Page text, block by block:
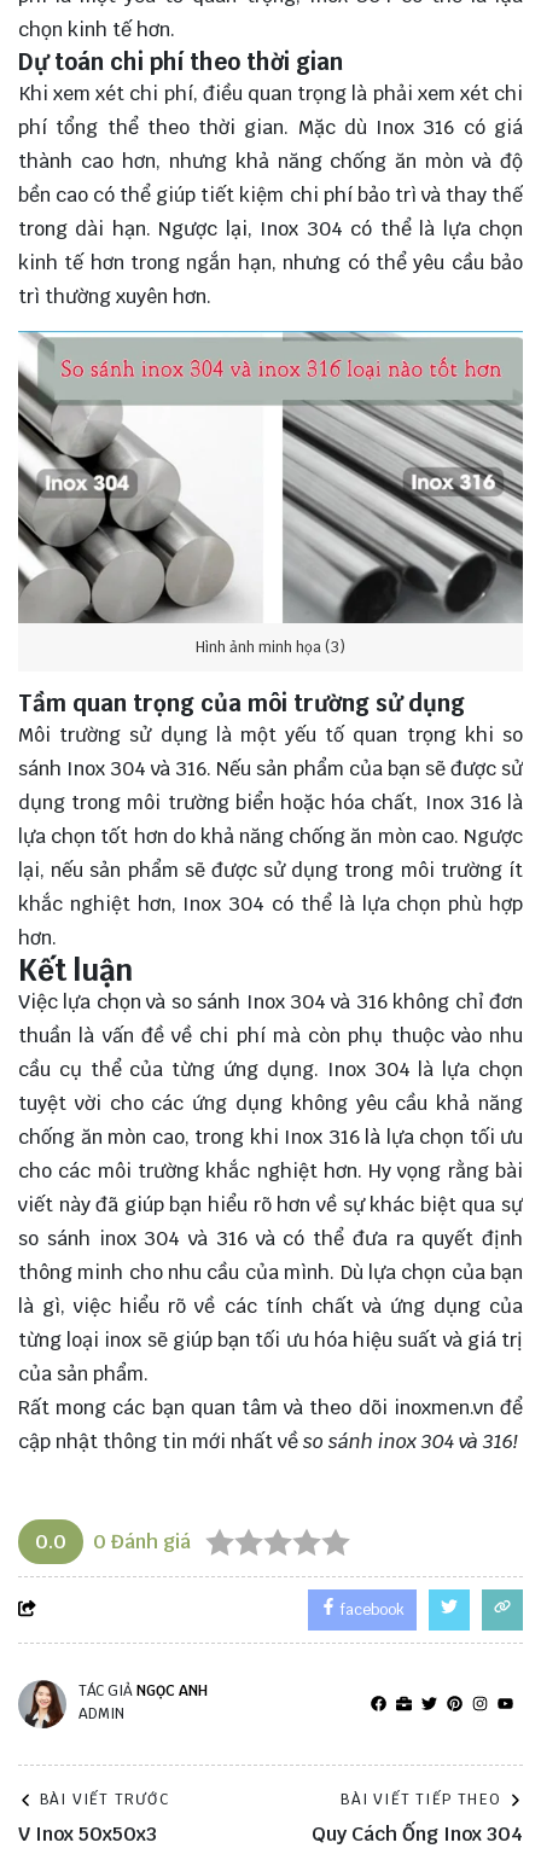
chọn kinh tế hơn.
Dự toán chi phí theo thời gian
Khi xem xét chi phí, điều quan trọng là phải xem xét chi
phí tổng thể theo thời gian. Mặc dù Inox 316 có giá
thành cao hơn, nhưng khả năng chống ăn mòn và độ
bền cao có thể giúp tiết kiệm chi phí bảo trì và thay thế
trong dài hạn. Ngược lại, Inox 304 có thể là lựa chọn
kinh tế hơn trong ngắn hạn, nhưng có thể yêu cầu bảo
trì thường xuyên hơn.
Hình ảnh minh họa (3)
Tầm quan trọng của môi trường sử dụng
Môi trường sử dụng là một yếu tố quan trọng khi so
sánh Inox 304 và 316. Nếu sản phẩm của bạn sẽ được sử
dụng trong môi trường biển hoặc hóa chất, Inox 316 là
lựa chọn tốt hơn do khả năng chống ăn mòn cao. Ngược
lại, nếu sản phẩm sẽ được sử dụng trong môi trường ít
khắc nghiệt hơn, Inox 304 có thể là lựa chọn phù hợp
hơn.
Kết luận
Việc lựa chọn và so sánh Inox 304 và 316 không chỉ đơn
thuần là vấn đề về chi phí mà còn phụ thuộc vào nhu
cầu cụ thể của từng ứng dụng. Inox 304 là lựa chọn
tuyệt vời cho các ứng dụng không yêu cầu khả năng
chống ăn mòn cao, trong khi Inox 316 là lựa chọn tối ưu
cho các môi trường khắc nghiệt hơn. Hy vọng rằng bài
viết này đã giúp bạn hiểu rõ hơn về sự khác biệt qua sự
so sánh inox 304 và 316 và có thể đưa ra quyết định
thông minh cho nhu cầu của mình. Dù lựa chọn của bạn
là gì, việc hiểu rõ về các tính chất và ứng dụng của
từng loại inox sẽ giúp bạn tối ưu hóa hiệu suất và giá trị
của sản phẩm.
Rất mong các bạn quan tâm và theo dõi inoxmen.vn để
cập nhật thông tin mới nhất vềso sánh inox 304 và 316!
0.0 0 Đánh giá
facebook
TÁC GIẢNGỌC ANH
ADMIN
BÀI VIẾT TRƯỚC
V Inox 50x50x3
BÀI VIẾT TIẾP THEO
Quy Cách Ống Inox 304